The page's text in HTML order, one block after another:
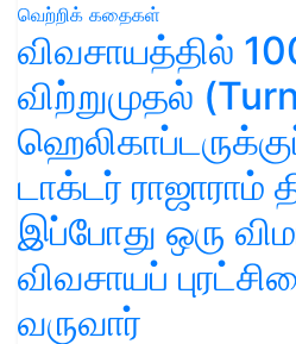
வெற்றிக் கதைகள்
விவசாயத்தில்
விற்றுமுதல்
டாக்டர் ராஜாராம்
இப்போது ஒரு
விவசாயப்
வருவார்